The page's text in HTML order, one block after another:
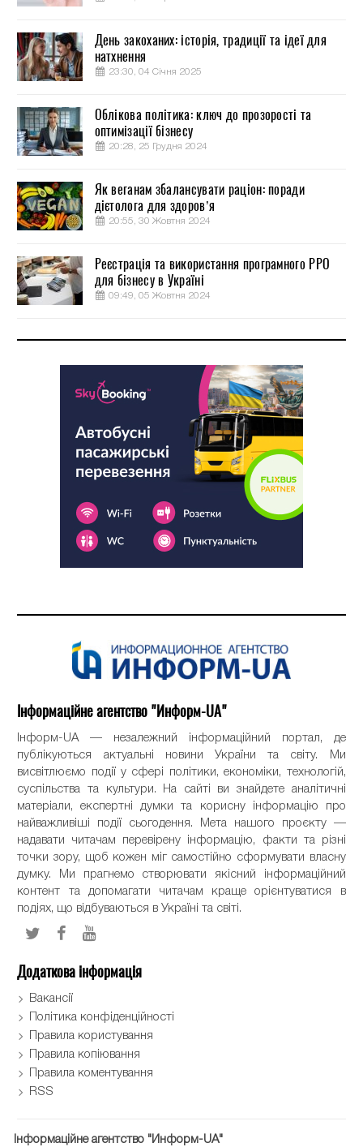
День закоханих: історія, традиції та ідеї для
натхнення
23:30, 04 Січня 2025
Облікова політика: ключ до прозорості та
оптимізації бізнесу
20:28, 25 Грудня 2024
Як веганам збалансувати раціон: поради
дієтолога для здоров’я
20:55, 30 Жовтня 2024
Реєстрація та використання програмного РРО
для бізнесу в Україні
09:49, 05 Жовтня 2024
Інформаційне агентство "Информ-UA"
Інформ-UA — незалежний інформаційний портал, де
публікуються актуальні новини України та світу. Ми
висвітлюємо події у сфері політики, економіки, технологій,
суспільства та культури. На сайті ви знайдете аналітичні
матеріали, експертні думки та корисну інформацію про
найважливіші події сьогодення. Мета нашого проєкту —
надавати читачам перевірену інформацію, факти та різні
точки зору, щоб кожен міг самостійно сформувати власну
думку. Ми прагнемо створювати якісний інформаційний
контент та допомагати читачам краще орієнтуватися в
подіях, що відбуваються в Україні та світі.
Додаткова інформація
Вакансії
Політика конфіденційності
Правила користування
Правила копіювання
Правила коментування
RSS
Інформаційне агентство "Информ-UA"